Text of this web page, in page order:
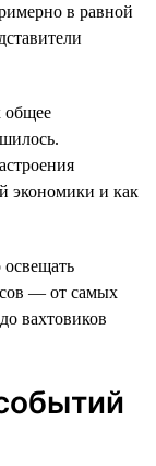
в равной
общее
экономики и как
— от самых
вахтовиков